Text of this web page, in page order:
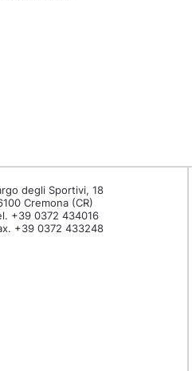
degli Sportivi, 18
Cremona (CR)
+39 0372 434016
+39 0372 433248